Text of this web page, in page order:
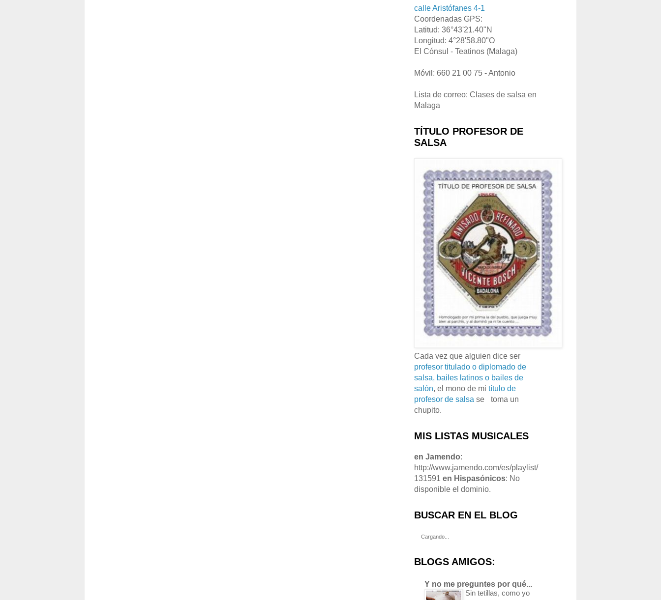
calle Aristófanes 4-1
Coordenadas GPS:
Latitud: 36°43'21.40"N
Longitud: 4°28'58.80"O
El Cónsul - Teatinos (Malaga)
Móvil: 660 21 00 75 - Antonio
Lista de correo: Clases de salsa en
Malaga
TÍTULO PROFESOR DE
SALSA
Cada vez que alguien dice ser
profesor titulado o diplomado de
salsa, bailes latinos o bailes de
salón, el mono de mi título de
profesor de salsa se
toma un
chupito.
MIS LISTAS MUSICALES
en Jamendo:
http://www.jamendo.com/es/playlist/
131591 en Hispasónicos: No
disponible el dominio.
BUSCAR EN EL BLOG
Cargando...
BLOGS AMIGOS:
Y no me preguntes por qué...
Sin tetillas, como yo